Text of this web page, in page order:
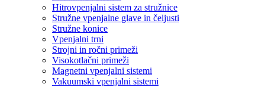
Hitrovpenjalni sistem za stružnice
Stružne vpenjalne glave in čeljusti
Stružne konice
Vpenjalni trni
Strojni in ročni primeži
Visokotlačni primeži
Magnetni vpenjalni sistemi
Vakuumski vpenjalni sistemi